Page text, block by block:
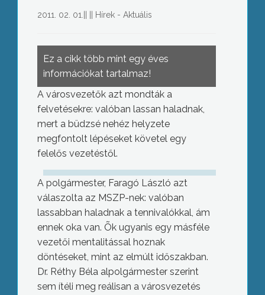
2011. 02. 01. Hírek - Aktuális
Ez a cikk több mint egy éves
információkat tartalmaz!
A városvezetők azt mondták a
felvetésekre: valóban lassan haladnak,
mert a büdzsé nehéz helyzete
megfontolt lépéseket követel egy
felelős vezetéstől.
A polgármester, Faragó László azt
válaszolta az MSZP-nek: valóban
lassabban haladnak a tennivalókkal, ám
ennek oka van. Õk ugyanis egy másféle
vezetői mentalitással hoznak
döntéseket, mint az elmúlt időszakban.
Dr. Réthy Béla alpolgármester szerint
sem ítéli meg reálisan a városvezetés